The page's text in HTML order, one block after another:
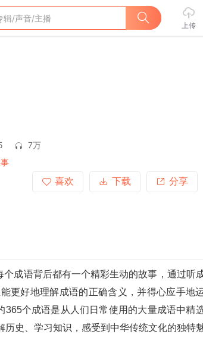
上传
7万
喜欢
下载 分享
成语背后都有一个精彩生动的故事，通过听
更好地理解成语的正确含义，并得心应手地
个成语是从人们日常使用的大量成语中精
史、学习知识，感受到中华传统文化的独特